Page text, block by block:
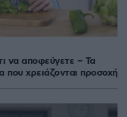
να αποφεύγετε – Τα
χρειάζονται προσοχή